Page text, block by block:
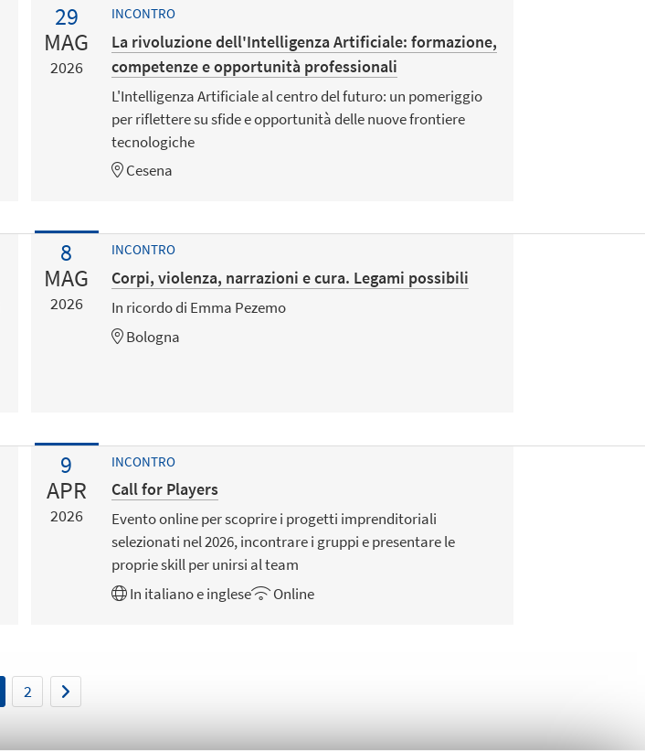
29
MAG
2026
INCONTRO
La rivoluzione dell'Intelligenza Artificiale: formazione,
competenze e opportunità professionali
L'Intelligenza Artificiale al centro del futuro: un pomeriggio
per riflettere su sfide e opportunità delle nuove frontiere
tecnologiche
Cesena
8
MAG
2026
INCONTRO
Corpi, violenza, narrazioni e cura. Legami possibili
In ricordo di Emma Pezemo
Bologna
9
APR
2026
INCONTRO
Call for Players
Evento online per scoprire i progetti imprenditoriali
selezionati nel 2026, incontrare i gruppi e presentare le
proprie skill per unirsi al team
In italianoe inglese Online
2